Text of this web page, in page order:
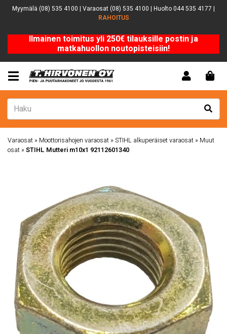
Myymälä (08) 535 4100 | Varaosat (08) 535 4100 | Huolto 044 535 4177 |
RAHOITUS
Ilmainen toimitus yli 250€ tilauksille postin ja
matkahuollon noutopisteisiin!
Varaosat » Moottorisahojen varaosat »STIHL alkuperäiset varaosat » Muut
osat »STIHL Mutteri m10x1 92112601340